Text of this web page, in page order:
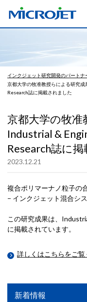
インクジェット研究開発のパートナ
京都大学の牧准教授らによる研究
Research誌に掲載されました
京都大学の牧
Industrial &
Research誌に
2023.12.21
複合ポリマーナノ粒子の
− インクジェット混合シ
この研究成果は、
に掲載されています。
詳しくはこちらをご覧
新着情報